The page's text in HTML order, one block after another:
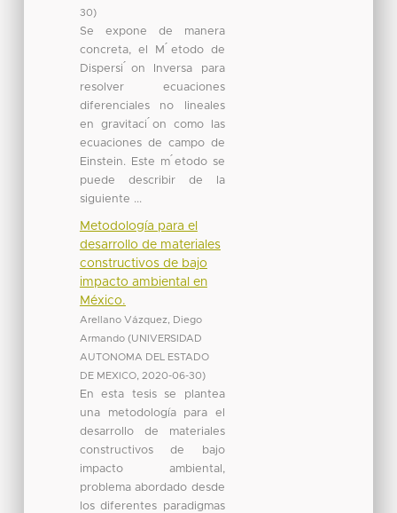
30)
Se expone de manera
concreta, el M ́etodo de
Dispersi ́on Inversa para
resolver ecuaciones
diferenciales no lineales
en gravitaci ́on como las
ecuaciones de campo de
Einstein. Este m ́etodo se
puede describir de la
siguiente ...
Metodología para el
desarrollo de materiales
constructivos de bajo
impacto ambiental en
México.
Arellano Vázquez, Diego
Armando (UNIVERSIDAD
AUTONOMA DEL ESTADO
DE MEXICO, 2020-06-30)
En esta tesis se plantea
una metodología para el
desarrollo de materiales
constructivos de bajo
impacto ambiental,
problema abordado desde
los diferentes paradigmas